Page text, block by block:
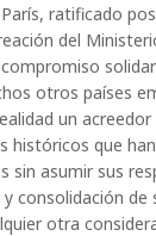
ratificado
del
otros países
un acreedor
históricos que
sin asumir sus
consolidación de
otra